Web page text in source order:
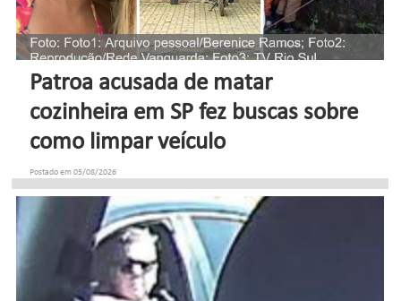
Patroa acusada de matar
cozinheira em SP fez buscas sobre
como limpar veículo
Postado em 05/08/2026